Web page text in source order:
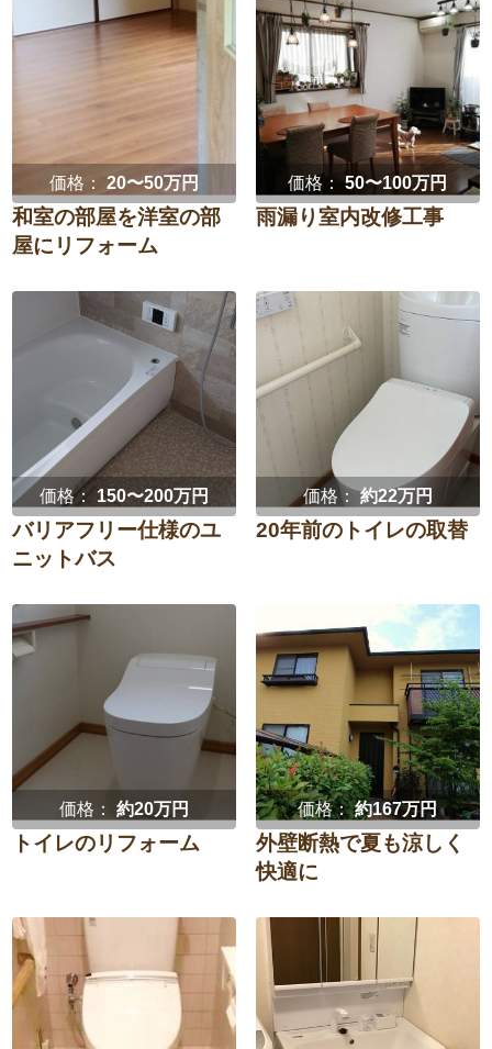
価格：20〜50万円
和室の部屋を洋室の部
屋にリフォーム
価格：50〜100万円
雨漏り室内改修工事
価格：150〜200万円
バリアフリー仕様のユ
ニットバス
価格：約22万円
20年前のトイレの取替
価格：約20万円
トイレのリフォーム
価格：約167万円
外壁断熱で夏も涼しく
快適に